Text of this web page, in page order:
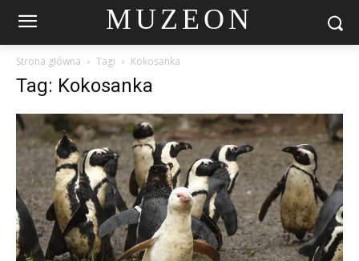
MUZEON
Strona główna Tagi Kokosanka
Tag: Kokosanka